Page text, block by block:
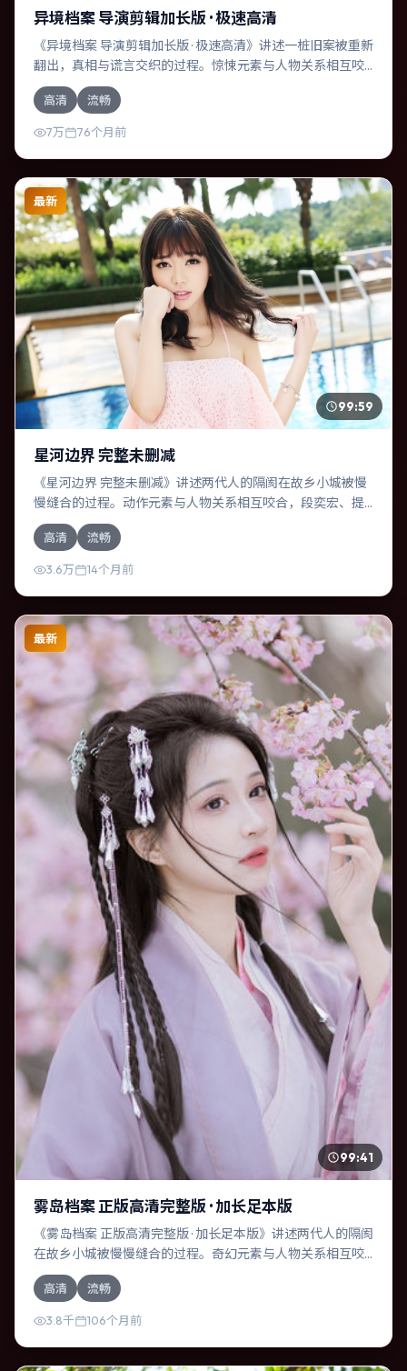
异境档案 导演剪辑加长版 · 极速高清
《异境档案 导演剪辑加长版 · 极速高清》讲述一桩旧案被重新
翻出，真相与谎言交织的过程。惊悚元素与人物关系相互咬
合，赵丽颖、雷佳音的对手戏尤为出彩。导演管虎善于在长
镜头中积蓄张力，本片亦在德国实地取景，增强真实质感。
高清 流畅
7万 76个月前
最新
99:59
星河边界 完整未删减
《星河边界 完整未删减》讲述两代人的隔阂在故乡小城被慢
慢缝合的过程。动作元素与人物关系相互咬合，段奕宏、提
莫西·查拉梅的对手戏尤为出彩。导演毕赣善于在长镜头中积
蓄张力，本片亦在中国大陆实地取景，增强真实质感。
高清 流畅
3.6万 14个月前
最新
99:41
雾岛档案 正版高清完整版 · 加长足本版
《雾岛档案 正版高清完整版 · 加长足本版》讲述两代人的隔阂
在故乡小城被慢慢缝合的过程。奇幻元素与人物关系相互咬
合，莱昂纳多·迪卡普里奥、黄渤的对手戏尤为出彩。导演郭
帆善于在长镜头中积蓄张力，本片亦在韩国实地取景，增强
真实质感。
高清 流畅
3.8千 106个月前